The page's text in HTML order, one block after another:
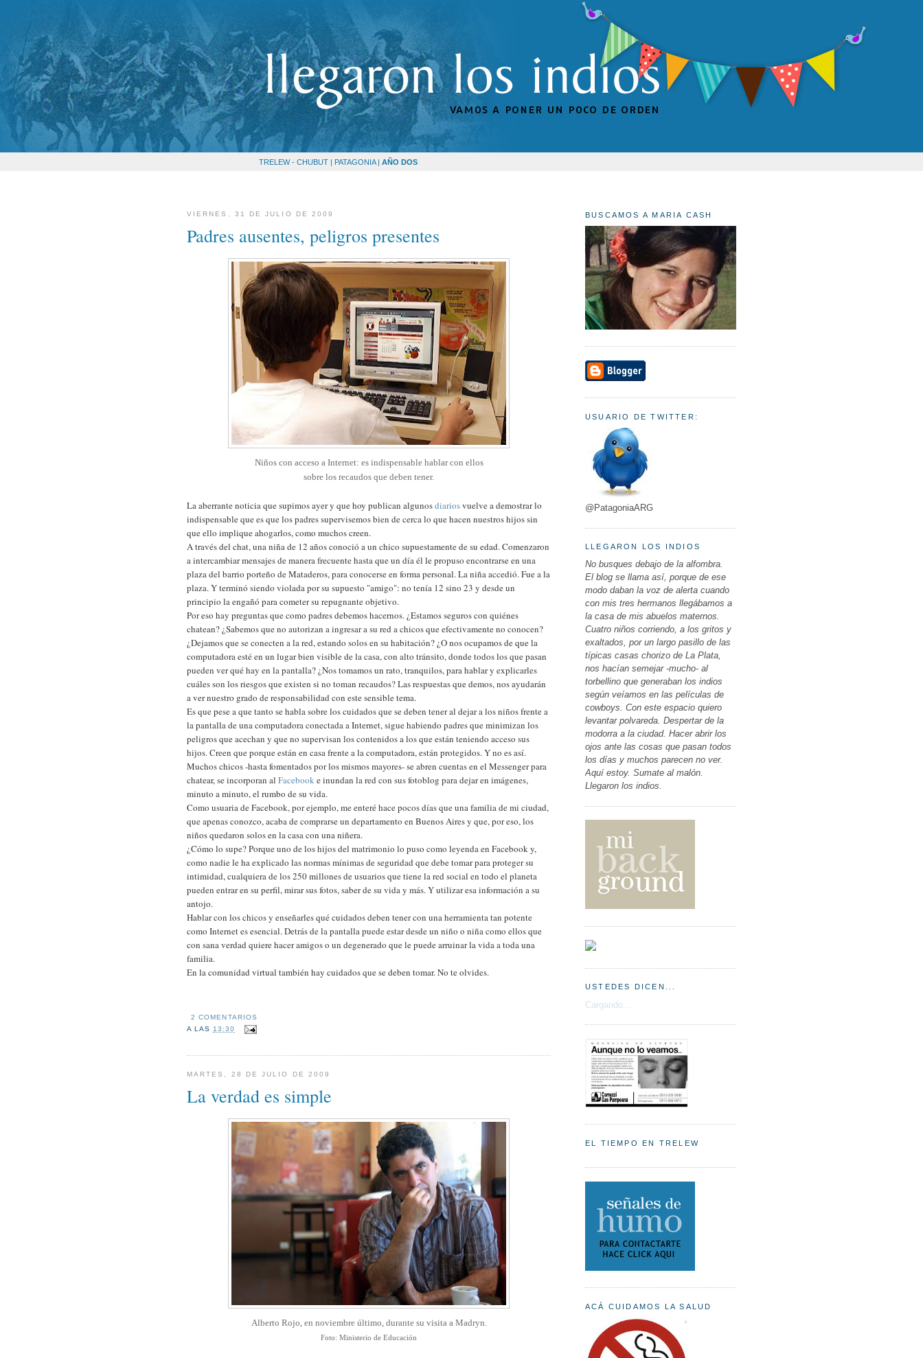
TRELEW - CHUBUT | PATAGONIA | AÑO DOS
VIERNES, 31 DE JULIO DE 2009
Padres ausentes, peligros presentes
Niños con acceso a Internet: es indispensable hablar con ellos
sobre los recaudos que deben tener.
La aberrante noticia que supimos ayer y que hoy publican algunosdiariosvuelve a demostrar lo
indispensable que es que los padres supervisemos bien de cerca lo que hacen nuestros hijos sin
que ello implique ahogarlos, como muchos creen.
A través del chat, una niña de 12 años conoció a un chico supuestamente de su edad. Comenzaron
a intercambiar mensajes de manera frecuente hasta que un día él le propuso encontrarse en una
plaza del barrio porteño de Mataderos, para conocerse en forma personal. La niña accedió. Fue a la
plaza. Y terminó siendo violada por su supuesto "amigo": no tenía 12 sino 23 y desde un
principio la engañó para cometer su repugnante objetivo.
Por eso hay preguntas que como padres debemos hacernos. ¿Estamos seguros con quiénes
chatean? ¿Sabemos que no autorizan a ingresar a su red a chicos que efectivamente no conocen?
¿Dejamos que se conecten a la red, estando solos en su habitación? ¿O nos ocupamos de que la
computadora esté en un lugar bien visible de la casa, con alto tránsito, donde todos los que pasan
pueden ver qué hay en la pantalla? ¿Nos tomamos un rato, tranquilos, para hablar y explicarles
cuáles son los riesgos que existen si no toman recaudos? Las respuestas que demos, nos ayudarán
a ver nuestro grado de responsabilidad con este sensible tema.
Es que pese a que tanto se habla sobre los cuidados que se deben tener al dejar a los niños frente a
la pantalla de una computadora conectada a Internet, sigue habiendo padres que minimizan los
peligros que acechan y que no supervisan los contenidos a los que están teniendo acceso sus
hijos. Creen que porque están en casa frente a la computadora, están protegidos. Y no es así.
Muchos chicos -hasta fomentados por los mismos mayores- se abren cuentas en el Messenger para
chatear, se incorporan al Facebooke inundan la red con sus fotoblog para dejar en imágenes,
minuto a minuto, el rumbo de su vida.
Como usuaria de Facebook, por ejemplo, me enteré hace pocos días que una familia de mi ciudad,
que apenas conozco, acaba de comprarse un departamento en Buenos Aires y que, por eso, los
niños quedaron solos en la casa con una niñera.
¿Cómo lo supe? Porque uno de los hijos del matrimonio lo puso como leyenda en Facebook y,
como nadie le ha explicado las normas mínimas de seguridad que debe tomar para proteger su
intimidad, cualquiera de los 250 millones de usuarios que tiene la red social en todo el planeta
pueden entrar en su perfil, mirar sus fotos, saber de su vida y más. Y utilizar esa información a su
antojo.
Hablar con los chicos y enseñarles qué cuidados deben tener con una herramienta tan potente
como Internet es esencial. Detrás de la pantalla puede estar desde un niño o niña como ellos que
con sana verdad quiere hacer amigos o un degenerado que le puede arruinar la vida a toda una
familia.
En la comunidad virtual también hay cuidados que se deben tomar. No te olvides.
2 COMENTARIOS
A LAS 13:30
MARTES, 28 DE JULIO DE 2009
La verdad es simple
Alberto Rojo, en noviembre último, durante su visita a Madryn.
Foto: Ministerio de Educación
BUSCAMOS A MARIA CASH
USUARIO DE TWITTER:
@PatagoniaARG
LLEGARON LOS INDIOS
No busques debajo de la alfombra.
El blog se llama así, porque de ese
modo daban la voz de alerta cuando
con mis tres hermanos llegábamos a
la casa de mis abuelos maternos.
Cuatro niños corriendo, a los gritos y
exaltados, por un largo pasillo de las
típicas casas chorizo de La Plata,
nos hacían semejar -mucho- al
torbellino que generaban los indios
según veíamos en las películas de
cowboys. Con este espacio quiero
levantar polvareda. Despertar de la
modorra a la ciudad. Hacer abrir los
ojos ante las cosas que pasan todos
los días y muchos parecen no ver.
Aquí estoy. Sumate al malón.
Llegaron los indios.
USTEDES DICEN...
Cargando...
EL TIEMPO EN TRELEW
ACÁ CUIDAMOS LA SALUD